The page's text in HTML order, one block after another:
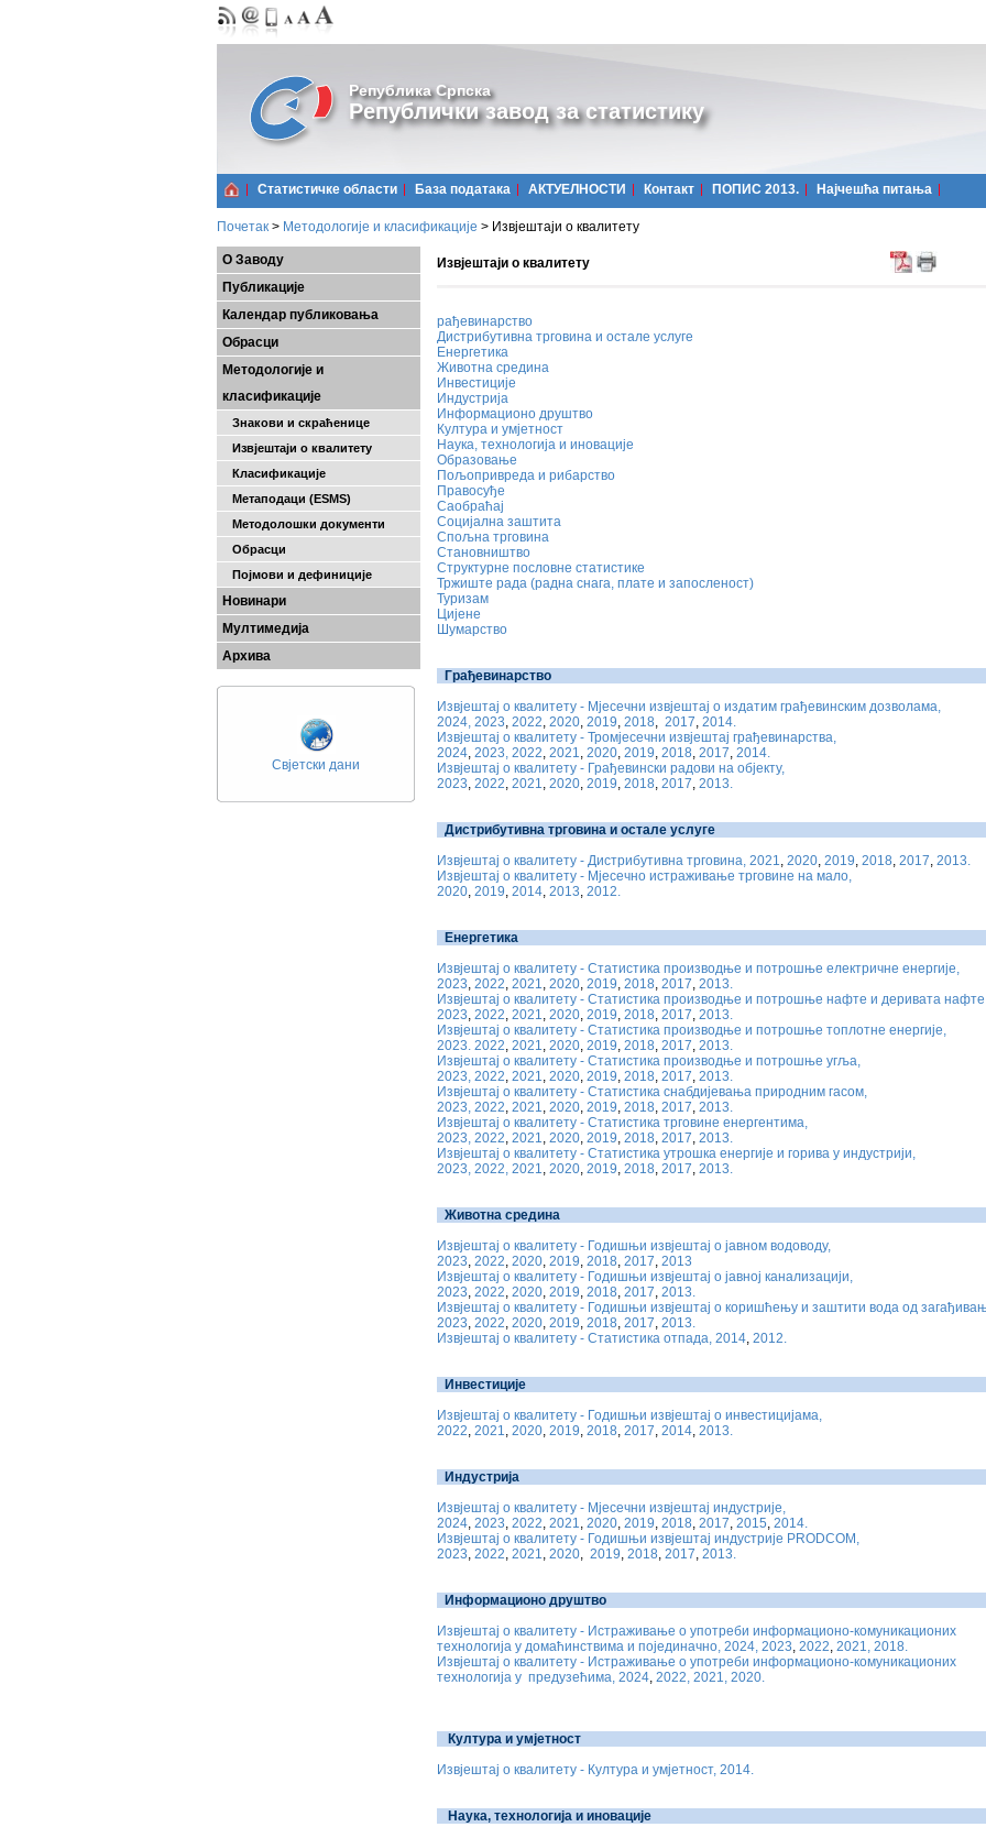
Република Српска
Републички завод за статистику
Статистичке области Базa података АКТУЕЛНОСТИ Контакт ПОПИС 2013. Најчешћa питања
Почетак > Методологије и класификације > Извјештаји о квалитету
О Заводу
Публикације
Календар публиковања
Обрасци
Методологије и
класификације
Знакови и скраћенице
Извјештаји о квалитету
Класификације
Метаподаци (ESMS)
Методолошки документи
Обрасци
Појмови и дефиниције
Новинари
Мултимедија
Архива
Свјетски дани
Извјештаји о квалитету
рађевинарство
Дистрибутивна трговина и остале услуге
Енергетика
Животна средина
Инвестиције
Индустрија
Информационо друштво
Култура и умјетност
Наука, технологија и иновације
Образовање
Пољопривреда и рибарство
Правосуђе
Саобраћај
Социјална заштита
Спољна трговина
Становништво
Структурне пословне статистике
Тржиште рада (радна снага, плате и запосленост)
Туризам
Цијене
Шумарство
Грађевинарство
Извјештај о квалитету - Мјесечни извјештај о издатим грађевинским дозволама,
2024, 2023, 2022, 2020, 2019, 2018, 2017, 2014.
Извјештај о квалитету - Тромјесечни извјештај грађевинарства,
2024, 2023, 2022, 2021, 2020, 2019, 2018, 2017, 2014.
Извјештај о квалитету - Грађевински радови на објекту,
2023, 2022, 2021, 2020, 2019, 2018, 2017, 2013.
Дистрибутивна трговина и остале услуге
Извјештај о квалитету - Дистрибутивна трговина, 2021, 2020, 2019, 2018, 2017, 2013.
Извјештај о квалитету - Мјесечно истраживање трговине на мало,
2020, 2019, 2014, 2013, 2012.
Енергетика
Извјештај о квалитету - Статистика производње и потрошње електричне енергије,
2023, 2022, 2021, 2020, 2019, 2018, 2017, 2013.
Извјештај о квалитету - Статистика производње и потрошње нафте и деривата
2023, 2022, 2021, 2020, 2019, 2018, 2017, 2013.
Извјештај о квалитету - Статистика производње и потрошње топлотне енергије,
2023. 2022, 2021, 2020, 2019, 2018, 2017, 2013.
Извјештај о квалитету - Статистика производње и потрошње угља,
2023, 2022, 2021, 2020, 2019, 2018, 2017, 2013.
Извјештај о квалитету - Статистика снабдијевања природним гасом,
2023, 2022, 2021, 2020, 2019, 2018, 2017, 2013.
Извјештај о квалитету - Статистика трговине енергентима,
2023, 2022, 2021, 2020, 2019, 2018, 2017, 2013.
Извјештај о квалитету - Статистика утрошка енергије и горива у индустрији,
2023, 2022, 2021, 2020, 2019, 2018, 2017, 2013.
Животна средина
Извјештај о квалитету - Годишњи извјештај о јавном водоводу,
2023, 2022, 2020, 2019, 2018, 2017, 2013
Извјештај о квалитету - Годишњи извјештај о јавној канализацији,
2023, 2022, 2020, 2019, 2018, 2017, 2013.
Извјештај о квалитету - Годишњи извјештај о коришћењу и заштити вода од
2023, 2022, 2020, 2019, 2018, 2017, 2013.
Извјештај о квалитету - Статистика отпада, 2014, 2012.
Инвестиције
Извјештај о квалитету - Годишњи извјештај о инвестицијама,
2022, 2021, 2020, 2019, 2018, 2017, 2014, 2013.
Индустрија
Извјештај о квалитету - Мјесечни извјештај индустрије,
2024, 2023, 2022, 2021, 2020, 2019, 2018, 2017, 2015, 2014.
Извјештај о квалитету - Годишњи извјештај индустрије PRODCOM,
2023, 2022, 2021, 2020, 2019, 2018, 2017, 2013.
Информационо друштво
Извјештај о квалитету - Истраживање о употреби информационо-комуникационих
технологија у домаћинствима и појединачно, 2024, 2023, 2022, 2021, 2018.
Извјештај о квалитету - Истраживање о употреби информационо-комуникационих
технологија у предузећима, 2024, 2022, 2021, 2020.
Култура и умјетност
Извјештај о квалитету - Култура и умјетност, 2014.
Наука, технологија и иновације